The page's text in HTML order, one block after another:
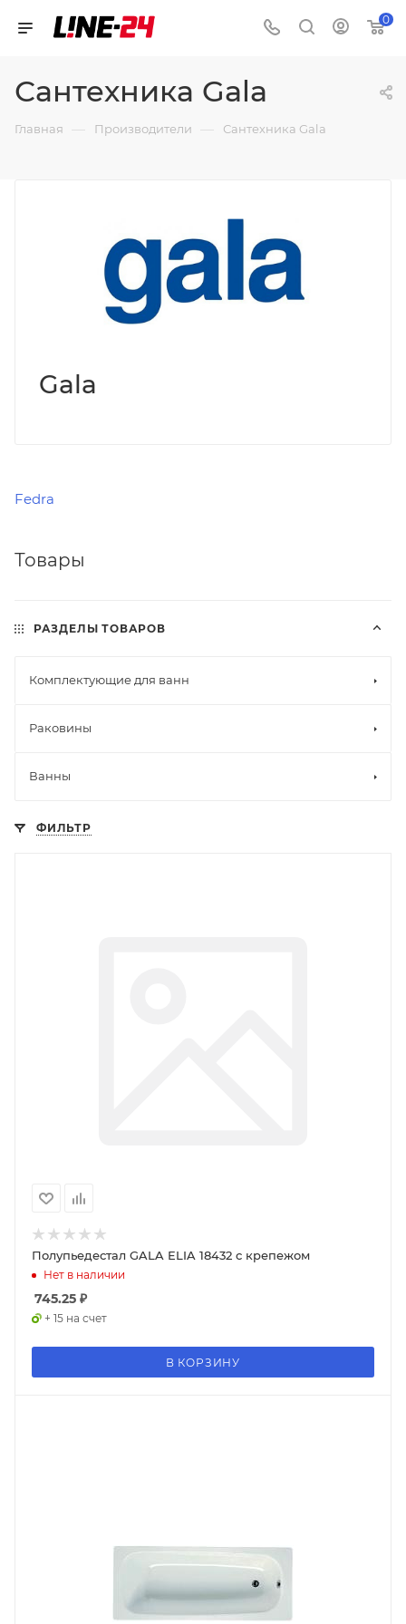
0
Сантехника Gala
Главная — Производители — Сантехника Gala
Gala
Fedra
Товары
РАЗДЕЛЫ ТОВАРОВ
Комплектующие для ванн
Раковины
Ванны
ФИЛЬТР
Полупьедестал GALA ELIA 18432 с крепежом
Нет в наличии
745.25 ₽
+ 15 на счет
В КОРЗИНУ